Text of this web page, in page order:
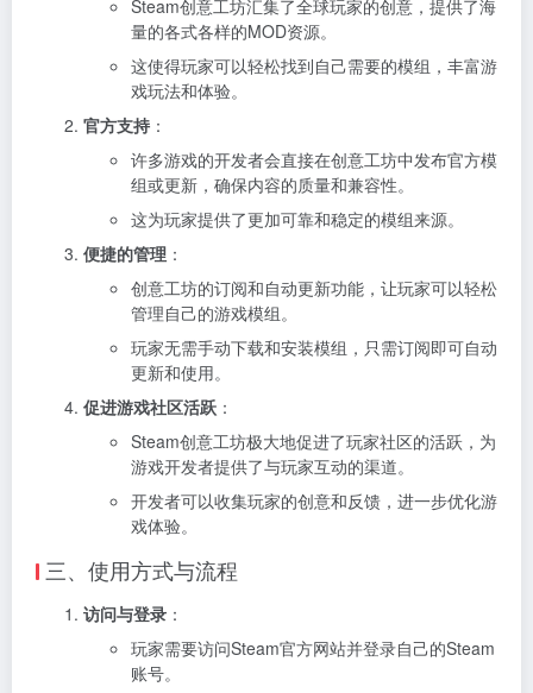
Steam创意工坊汇集了全球玩家的创意，提供了海
量的各式各样的MOD资源。
这使得玩家可以轻松找到自己需要的模组，丰富游
戏玩法和体验。
官方支持 ：
许多游戏的开发者会直接在创意工坊中发布官方模
组或更新，确保内容的质量和兼容性。
这为玩家提供了更加可靠和稳定的模组来源。
便捷的管理 ：
创意工坊的订阅和自动更新功能，让玩家可以轻松
管理自己的游戏模组。
玩家无需手动下载和安装模组，只需订阅即可自动
更新和使用。
促进游戏社区活跃 ：
Steam创意工坊极大地促进了玩家社区的活跃，为
游戏开发者提供了与玩家互动的渠道。
开发者可以收集玩家的创意和反馈，进一步优化游
戏体验。
三、使用方式与流程
访问与登录 ：
玩家需要访问Steam官方网站并登录自己的Steam
账号。